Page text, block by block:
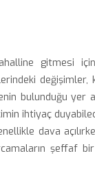
gitmesi
bulunduğu yer
ihtiyaç
dava
şeffaf bir